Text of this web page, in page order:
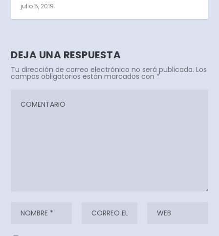
julio 5, 2019
DEJA UNA RESPUESTA
Tu dirección de correo electrónico no será publicada. Los
campos obligatorios están marcados con *